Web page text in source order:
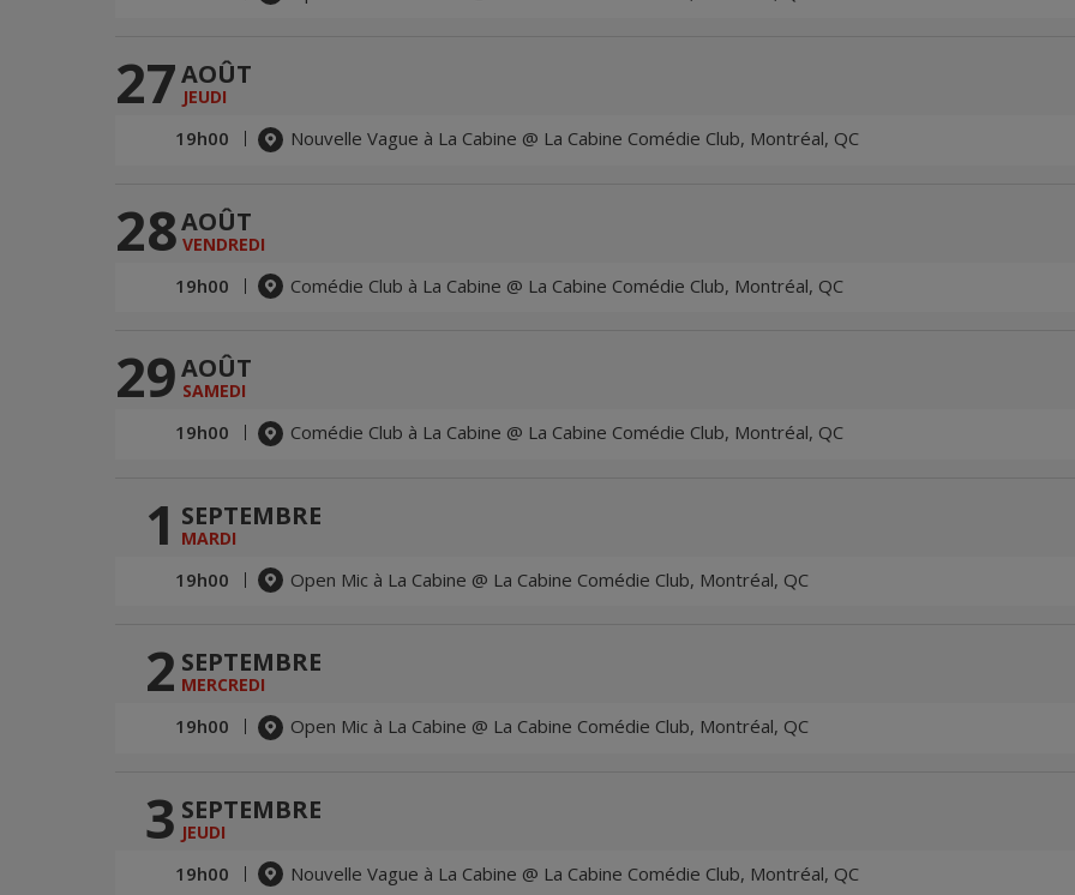
27AOÛT
JEUDI
19h00 Nouvelle Vague à La Cabine @ La Cabine Comédie Club, Montréal, QC
28AOÛT
VENDREDI
19h00 Comédie Club à La Cabine @ La Cabine Comédie Club, Montréal, QC
29AOÛT
SAMEDI
19h00 Comédie Club à La Cabine @ La Cabine Comédie Club, Montréal, QC
1 SEPTEMBRE
MARDI
19h00 Open Mic à La Cabine @ La Cabine Comédie Club, Montréal, QC
2 SEPTEMBRE
MERCREDI
19h00 Open Mic à La Cabine @ La Cabine Comédie Club, Montréal, QC
3 SEPTEMBRE
JEUDI
19h00 Nouvelle Vague à La Cabine @ La Cabine Comédie Club, Montréal, QC